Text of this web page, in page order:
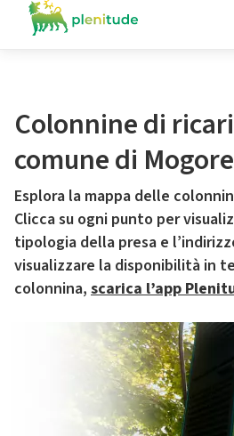
Colonnine di
comune di
Esplora la mappa delle
Clicca su ogni punto per
tipologia della presa e
visualizzare la disponibilità in
colonnina, scarica l’app